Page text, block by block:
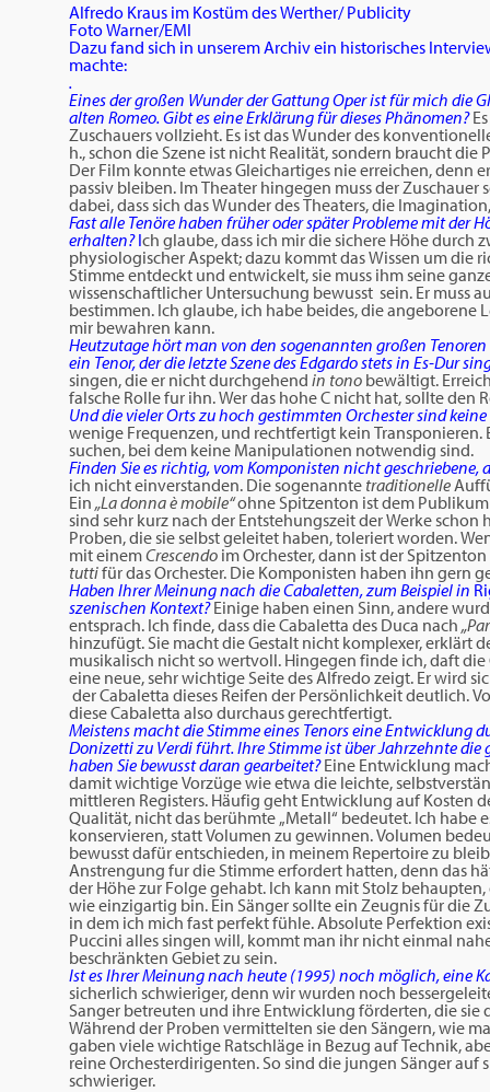
Alfredo Kraus im Kostüm des Werther/ Publicity
Foto Warner/EMI
Dazu fand sich in unserem Archiv ein historisches
machte:
.
Eines der großen Wunder der GattungOper ist für mich die
alten Romeo. Gibt es eine Erklärung fürdieses Phänomen?
Zuschauers vollzieht. Es ist das Wunder des
h., schon die Szene ist nicht Realität, sondern braucht die
Der Film konnte etwas Gleichartiges nie erreichen, denn
passiv bleiben. Im Theater hingegen muss der
dabei, dass sich das Wunder des Theaters, die
Fast alle Tenöre haben früher oder späterProbleme mit der
erhalten?Ich glaube, dass ich mir die sichere Höhe durch
physiologischer Aspekt; dazu kommt das Wissen um die
Stimme entdeckt und entwickelt, sie muss ihm seine
wissenschaftlicher Untersuchung bewusst sein. Er muss
bestimmen. Ich glaube, ich habe beides, die angeborene
mir bewahren kann.
Heutzutage hört man von den sogenannten großen Tenoren
ein Tenor, der die letzte Szene des Edgardo stets in Es-Dur
singen, die er nicht durchgehend in tono bewältigt.
falsche Rolle fur ihn. Wer das hohe C nicht hat, sollte den
Und die vieler Orts zu hoch gestimmten Orchester sind
wenige Frequenzen, und rechtfertigt kein Transponieren.
suchen, bei dem keine Manipulationen notwendig sind.
Finden Sie es richtig, vom Komponisten nicht
ich nicht einverstanden. Die sogenannte traditionelle
Ein „La donna è mobile“ohne Spitzenton ist dem
sind sehr kurz nach der Entstehungszeit der Werke
Proben, die sie selbst geleitet haben, toleriert worden.
mit einemCrescendo im Orchester, dann ist der
tuttifür das Orchester. Die Komponisten haben ihn gern
Haben Ihrer Meinung nach die Cabaletten, zum Beispiel in
szenischen Kontext? Einige haben einen Sinn, andere
entsprach. Ich finde, dass die Cabaletta des Duca nach
hinzufügt. Sie macht die Gestalt nicht komplexer, erklärt
musikalisch nicht so wertvoll. Hingegen finde ich, daft die
eine neue, sehr wichtige Seite des Alfredo zeigt. Er wird
der Cabaletta dieses Reifen der Persönlichkeit deutlich.
diese Cabaletta also durchaus gerechtfertigt.
Meistens macht die Stimme eines Tenors eine Entwicklung
Donizetti zu Verdi führt. Ihre Stimme ist über Jahrzehnte
haben Sie bewusst daran gearbeitet?Eine Entwicklung
damit wichtige Vorzüge wie etwa die leichte,
mittleren Registers. Häufig geht Entwicklung auf Kosten
Qualität, nicht das berühmte „Metall“ bedeutet. Ich habe
konservieren, statt Volumen zu gewinnen. Volumen
bewusst dafür entschieden, in meinem Repertoire zu
Anstrengung fur die Stimme erfordert hatten, denn das
der Höhe zur Folge gehabt. Ich kann mit Stolz
wie einzigartig bin. Ein Sänger sollte ein Zeugnis für die
in dem ich mich fast perfekt fühle. Absolute Perfektion
Puccini alles singen will, kommt man ihr nicht einmal
beschränkten Gebiet zu sein.
Ist es Ihrer Meinung nach heute (1995) noch möglich, eine
sicherlich schwieriger, denn wir wurden noch
Sanger betreuten und ihre Entwicklung förderten, die
Während der Proben vermittelten sie den Sängern, wie
gaben viele wichtige Ratschläge in Bezug auf Technik,
reine Orchesterdirigenten. So sind die jungen Sänger
schwieriger.